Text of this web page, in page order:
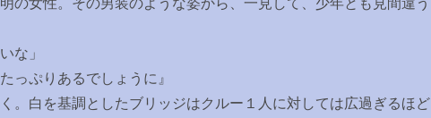
の女性。その男装のような姿から、一見して、少年とも見間違う
な」
たっぷりあるでしょうに』
。白を基調としたブリッジはクルー１人に対しては広過ぎるほど